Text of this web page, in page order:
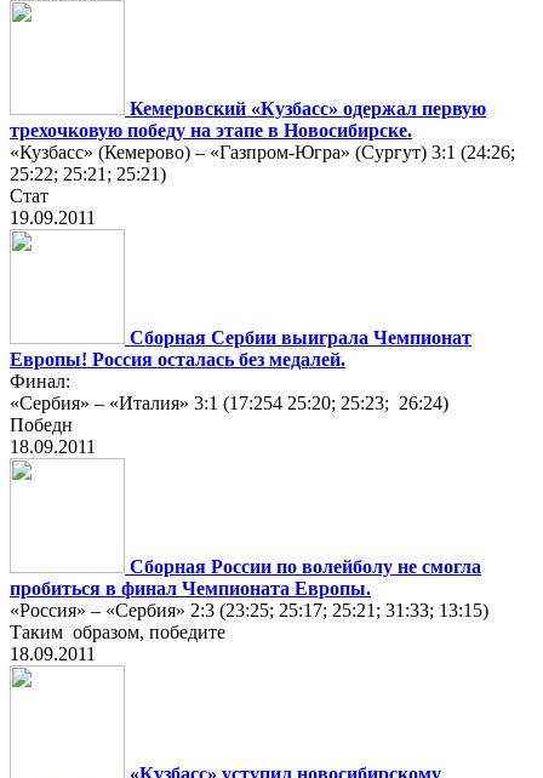
Кемеровский «Кузбасс» одержал первую
трехочковую победу на этапе в Новосибирске.
«Кузбасс» (Кемерово) – «Газпром-Югра» (Сургут) 3:1 (24:26;
25:22; 25:21; 25:21)
Стат
19.09.2011
Сборная Сербии выиграла Чемпионат
Европы! Россия осталаcь без медалей.
Финал:
«Сербия» – «Италия» 3:1 (17:254 25:20; 25:23; 26:24)
Победн
18.09.2011
Сборная России по волейболу не смогла
пробиться в финал Чемпионата Европы.
«Россия» – «Сербия» 2:3 (23:25; 25:17; 25:21; 31:33; 13:15)
Таким образом, победите
18.09.2011
«Кузбасс» уступил новосибирскому